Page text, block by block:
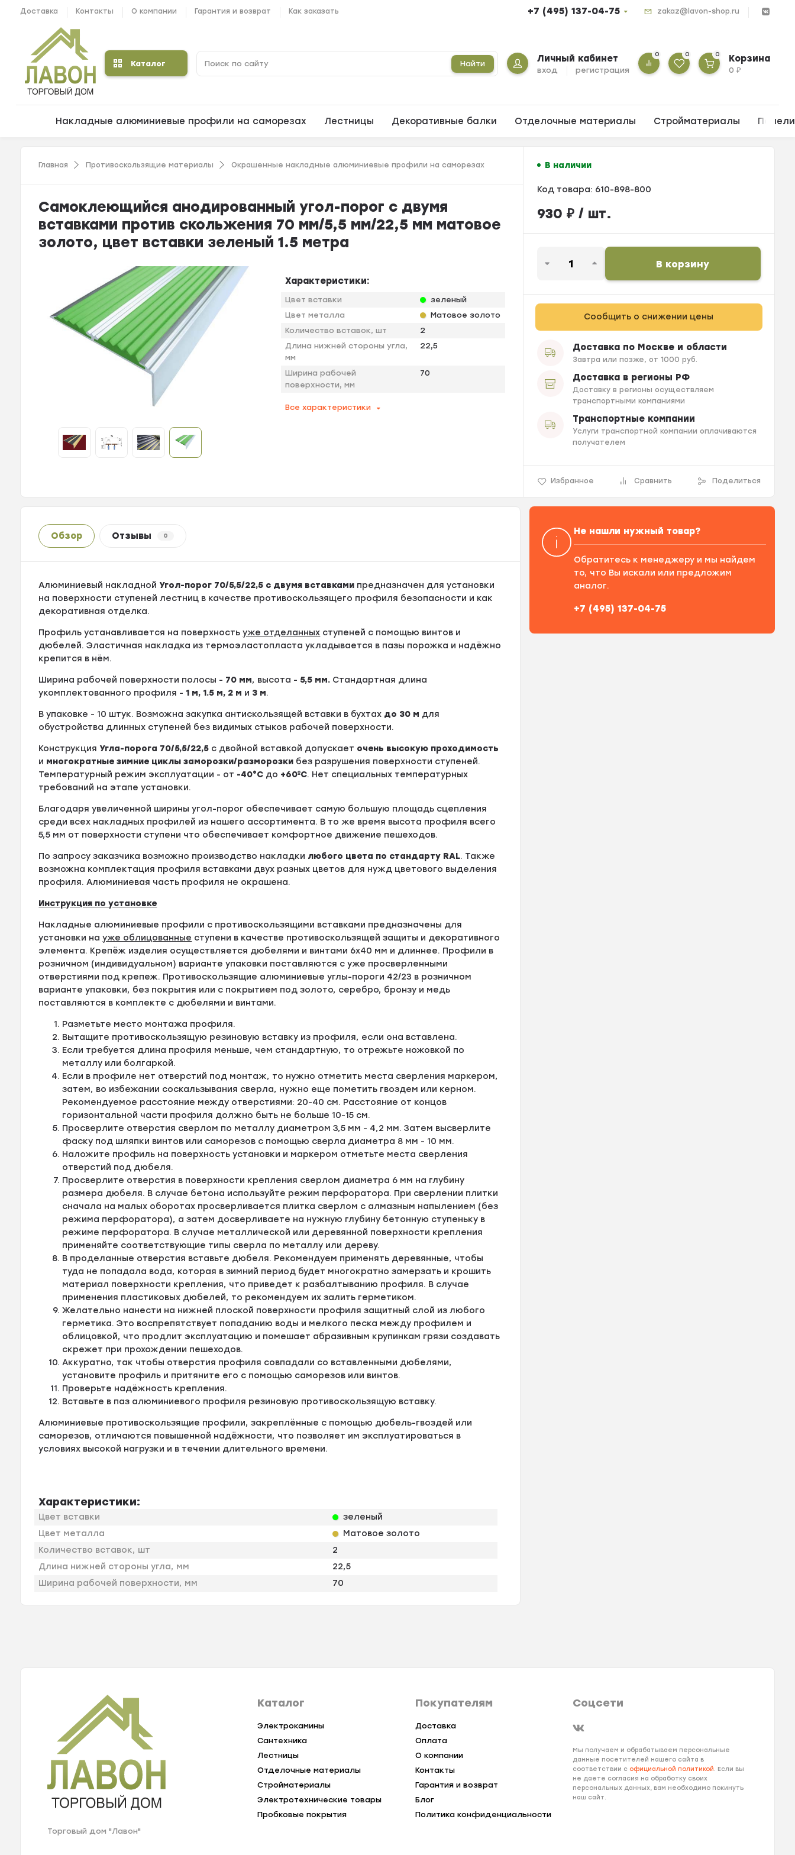
Доставка Контакты О компании Гарантия и возврат Как заказать +7 (495) 137-04-75 zakaz@lavon-shop.ru
Каталог Найти Личный кабинет
вход регистрация
0 0 0 Корзина
0₽
Накладные алюминиевые профили на саморезах Лестницы Декоративные балки Отделочные материалы Стройматериалы
Главная Противоскользящие материалы Окрашенные накладные алюминиевые профили на саморезах
Самоклеющийся анодированный угол-порог с двумя
вставками против скольжения 70 мм/5,5 мм/22,5 мм матовое
золото, цвет вставки зеленый 1.5 метра
Характеристики:
Цвет вставки
зеленый
Цвет металла
Матовое золото
Количество вставок, шт
2
Длина нижней стороны угла,
мм
22,5
Ширина рабочей
поверхности, мм
70
Все характеристики
В наличии
Код товара: 610-898-800
930 ₽/ шт.
В корзину
Сообщить о снижении цены
Доставка по Москве и области
Завтра или позже, от 1000 руб.
Доставка в регионы РФ
Доставку в регионы осуществляем
транспортными компаниями
Транспортные компании
Услуги транспортной компании оплачиваются
получателем
Избранное Сравнить Поделиться
Обзор Отзывы 0
Алюминиевый накладной Угол-порог 70/5,5/22,5 с двумя вставками предназначен для установки
на поверхности ступеней лестниц в качестве противоскользящего профиля безопасности и как
декоративная отделка.
Профиль устанавливается на поверхностьуже отделанных ступеней с помощью винтов и
дюбелей. Эластичная накладка из термоэластопласта укладывается в пазы порожка и надёжно
крепится в нём.
Ширина рабочей поверхности полосы - 70 мм, высота - 5,5 мм. Стандартная длина
укомплектованного профиля - 1 м, 1.5 м, 2 м и 3 м.
В упаковке - 10 штук. Возможна закупка антискользящей вставки в бухтах до 30 м для
обустройства длинных ступеней без видимых стыков рабочей поверхности.
Конструкция Угла-порога 70/5,5/22,5 c двойной вставкой допускает очень высокую проходимость
и многократные зимние циклы заморозки/разморозки без разрушения поверхности ступеней.
Температурный режим эксплуатации - от -40°С до +60ºС. Нет специальных температурных
требований на этапе установки.
Благодаря увеличенной ширины угол-порог обеспечивает самую большую площадь сцепления
среди всех накладных профилей из нашего ассортимента. В то же время высота профиля всего
5,5 мм от поверхности ступени что обеспечивает комфортное движение пешеходов.
По запросу заказчика возможно производство накладки любого цвета по стандарту RAL. Также
возможна комплектация профиля вставками двух разных цветов для нужд цветового выделения
профиля. Алюминиевая часть профиля не окрашена.
Инструкция по установке
Накладные алюминиевые профили с противоскользящими вставками предназначены для
установки науже облицованные ступени в качестве противоскользящей защиты и декоративного
элемента. Крепёж изделия осуществляется дюбелями и винтами 6х40 мм и длиннее. Профили в
розничном (индивидуальном) варианте упаковки поставляются с уже просверленными
отверстиями под крепеж. Противоскользящие алюминиевые углы-пороги 42/23 в розничном
варианте упаковки, без покрытия или с покрытием под золото, серебро, бронзу и медь
поставляются в комплекте с дюбелями и винтами.
Разметьте место монтажа профиля.
Вытащите противоскользящую резиновую вставку из профиля, если она вставлена.
Если требуется длина профиля меньше, чем стандартную, то отрежьте ножовкой по
металлу или болгаркой.
Если в профиле нет отверстий под монтаж, то нужно отметить места сверления маркером,
затем, во избежании соскальзывания сверла, нужно еще пометить гвоздем или керном.
Рекомендуемое расстояние между отверстиями: 20-40 см. Расстояние от концов
горизонтальной части профиля должно быть не больше 10-15 см.
Просверлите отверстия сверлом по металлу диаметром 3,5 мм - 4,2 мм. Затем высверлите
фаску под шляпки винтов или саморезов с помощью сверла диаметра 8 мм - 10 мм.
Наложите профиль на поверхность установки и маркером отметьте места сверления
отверстий под дюбеля.
Просверлите отверстия в поверхности крепления сверлом диаметра 6 мм на глубину
размера дюбеля. В случае бетона используйте режим перфоратора. При сверлении плитки
сначала на малых оборотах просверливается плитка сверлом с алмазным напылением (без
режима перфоратора), а затем досверливаете на нужную глубину бетонную ступеньку в
режиме перфоратора. В случае металлической или деревянной поверхности крепления
применяйте соответствующие типы сверла по металлу или дереву.
В проделанные отверстия вставьте дюбеля. Рекомендуем применять деревянные, чтобы
туда не попадала вода, которая в зимний период будет многократно замерзать и крошить
материал поверхности крепления, что приведет к разбалтыванию профиля. В случае
применения пластиковых дюбелей, то рекомендуем их залить герметиком.
Желательно нанести на нижней плоской поверхности профиля защитный слой из любого
герметика. Это воспрепятствует попаданию воды и мелкого песка между профилем и
облицовкой, что продлит эксплуатацию и помешает абразивным крупинкам грязи создавать
скрежет при прохождении пешеходов.
Аккуратно, так чтобы отверстия профиля совпадали со вставленными дюбелями,
установите профиль и притяните его с помощью саморезов или винтов.
Проверьте надёжность крепления.
Вставьте в паз алюминиевого профиля резиновую противоскользящую вставку.
Алюминиевые противоскользящие профили, закреплённые с помощью дюбель-гвоздей или
саморезов, отличаются повышенной надёжности, что позволяет им эксплуатироваться в
условиях высокой нагрузки и в течении длительного времени.
Характеристики:
Цвет вставки
зеленый
Цвет металла
Матовое золото
Количество вставок, шт
2
Длина нижней стороны угла, мм
22,5
Ширина рабочей поверхности, мм
70
Не нашли нужный товар?
Обратитесь к менеджеру и мы найдем
то, что Вы искали или предложим
аналог.
+7 (495) 137-04-75
Торговый дом "Лавон"
Каталог
Электрокамины
Сантехника
Лестницы
Отделочные материалы
Стройматериалы
Электротехнические товары
Пробковые покрытия
Покупателям
Доставка
Оплата
О компании
Контакты
Гарантия и возврат
Блог
Политика конфиденциальности
Соцсети
Мы получаем и обрабатываем персональные
данные посетителей нашего сайта в
соответствии с официальной политикой. Если вы
не даете согласия на обработку своих
персональных данных, вам необходимо покинуть
наш сайт.